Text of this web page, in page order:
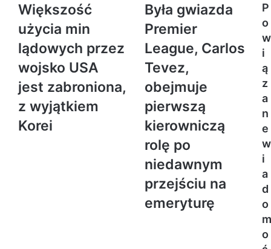
Większość
użycia min
lądowych przez
wojsko USA
jest zabroniona,
z wyjątkiem
Korei
Była gwiazda
Premier
League, Carlos
Tevez,
obejmuje
pierwszą
kierowniczą
rolę po
niedawnym
przejściu na
emeryturę
P
o
w
i
ą
z
a
n
e
w
i
a
d
o
m
o